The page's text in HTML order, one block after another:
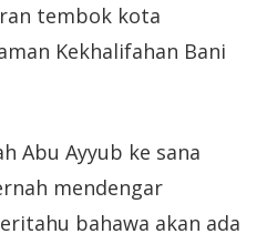
tembok kota
Kekhalifahan Bani
Abu Ayyub ke sana
mendengar
bahawa akan ada